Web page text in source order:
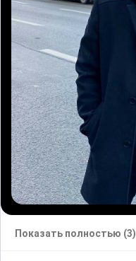
Показать полностью (3)